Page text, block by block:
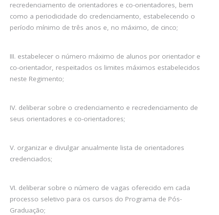
recredenciamento de orientadores e co-orientadores, bem
como a periodicidade do credenciamento, estabelecendo o
período mínimo de três anos e, no máximo, de cinco;
III. estabelecer o número máximo de alunos por orientador e
co-orientador, respeitados os limites máximos estabelecidos
neste Regimento;
IV. deliberar sobre o credenciamento e recredenciamento de
seus orientadores e co-orientadores;
V. organizar e divulgar anualmente lista de orientadores
credenciados;
VI. deliberar sobre o número de vagas oferecido em cada
processo seletivo para os cursos do Programa de Pós-
Graduação;